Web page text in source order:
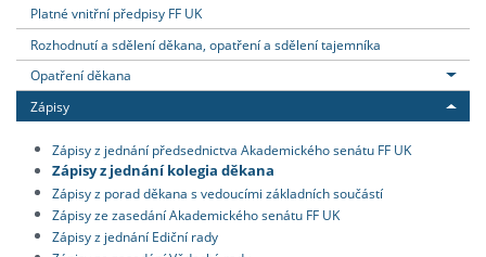
Platné vnitřní předpisy FF UK
Rozhodnutí a sdělení děkana, opatření a sdělení tajemníka
Opatření děkana
Zápisy
Zápisy z jednání předsednictva Akademického senátu FF UK
Zápisy z jednání kolegia děkana
Zápisy z porad děkana s vedoucími základních součástí
Zápisy ze zasedání Akademického senátu FF UK
Zápisy z jednání Ediční rady